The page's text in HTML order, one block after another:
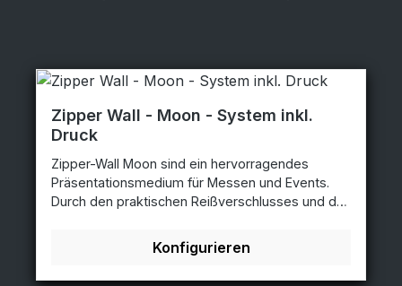
Zipper Wall - Moon - System inkl.
Druck
Zipper-Wall Moon sind ein hervorragendes
Präsentationsmedium für Messen und Events.
Durch den praktischen Reißverschlusses und das
und auch wieder abgebaut. Die Zipper-Wall Moon
hat eine spielerische Form mit einem sanft
Konfigurieren